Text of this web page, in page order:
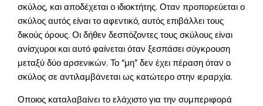
σκύλος, και αποδέχεται ο ιδιοκτήτης. Οταν προπορεύεται ο
σκύλος αυτός είναι το αφεντικό, αυτός επιβάλλει τους
δικούς όρους. Οι δήθεν δεσπόζοντες τους σκύλους είναι
ανίσχυροι και αυτό φαίνεται όταν ξεσπάσει σύγκρουση
μεταξύ δύο αρσενικών. Το “μη” δεν έχει πέραση όταν ο
σκύλος σε αντιλαμβάνεται ως κατώτερο στην ιεραρχία.
Οποιος καταλαβαίνει το ελάχιστο για την συμπεριφορά